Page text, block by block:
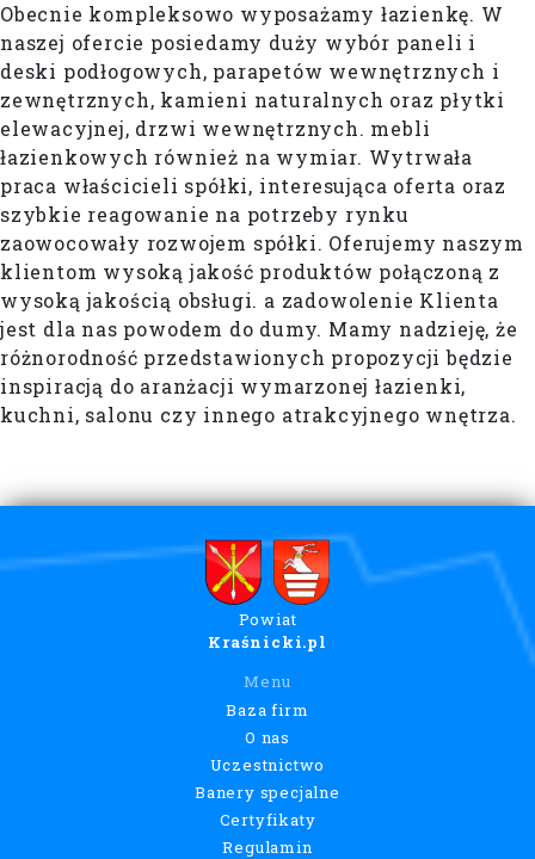
Obecnie kompleksowo wyposażamy łazienkę. W
naszej ofercie posiedamy duży wybór paneli i
deski podłogowych, parapetów wewnętrznych i
zewnętrznych, kamieni naturalnych oraz płytki
elewacyjnej, drzwi wewnętrznych. mebli
łazienkowych również na wymiar. Wytrwała
praca właścicieli spółki, interesująca oferta oraz
szybkie reagowanie na potrzeby rynku
zaowocowały rozwojem spółki. Oferujemy naszym
klientom wysoką jakość produktów połączoną z
wysoką jakością obsługi. a zadowolenie Klienta
jest dla nas powodem do dumy. Mamy nadzieję, że
różnorodność przedstawionych propozycji będzie
inspiracją do aranżacji wymarzonej łazienki,
kuchni, salonu czy innego atrakcyjnego wnętrza.
Powiat
Kraśnicki.pl
Menu
Baza firm
O nas
Uczestnictwo
Banery specjalne
Certyfikaty
Regulamin